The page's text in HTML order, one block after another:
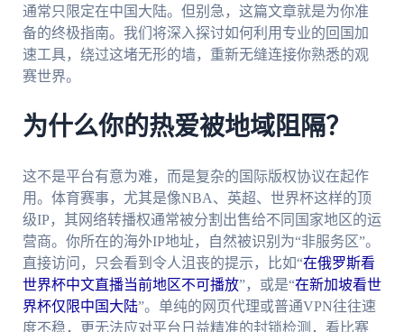
通常只限定在中国大陆。但别急，这篇文章就是为你准
备的终极指南。我们将深入探讨如何利用专业的回国加
速工具，绕过这堵无形的墙，重新无缝连接你熟悉的观
赛世界。
为什么你的热爱被地域阻隔？
这不是平台有意为难，而是复杂的国际版权协议在起作
用。体育赛事，尤其是像NBA、英超、世界杯这样的顶
级IP，其网络转播权通常被分割出售给不同国家地区的运
营商。你所在的海外IP地址，自然被识别为“非服务区”。
直接访问，只会看到令人沮丧的提示，比如“在俄罗斯看
世界杯中文直播当前地区不可播放”，或是“在新加坡看世
界杯仅限中国大陆”。单纯的网页代理或普通VPN往往速
度不稳，更无法应对平台日益精准的封锁检测，看比赛